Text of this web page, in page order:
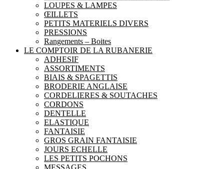
LOUPES & LAMPES
ŒILLETS
PETITS MATERIELS DIVERS
PRESSIONS
Rangements – Boites
LE COMPTOIR DE LA RUBANERIE
ADHESIF
ASSORTIMENTS
BIAIS & SPAGETTIS
BRODERIE ANGLAISE
CORDELIERES & SOUTACHES
CORDONS
DENTELLE
ELASTIQUE
FANTAISIE
GROS GRAIN FANTAISIE
JOURS ECHELLE
LES PETITS POCHONS